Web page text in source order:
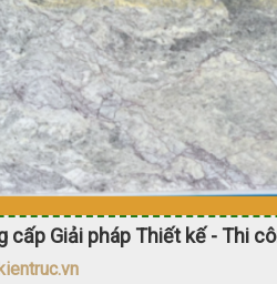
cấp Giải pháp Thiết kế - Thi